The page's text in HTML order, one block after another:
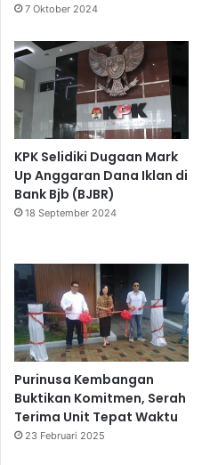
7 Oktober 2024
KPK Selidiki Dugaan Mark
Up Anggaran Dana Iklan di
Bank Bjb (BJBR)
18 September 2024
Purinusa Kembangan
Buktikan Komitmen, Serah
Terima Unit Tepat Waktu
23 Februari 2025